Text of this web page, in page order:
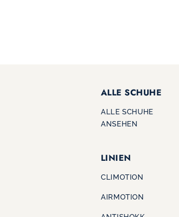
ALLE SCHUHE
ALLE SCHUHE
ANSEHEN
LINIEN
CLIMOTION
AIRMOTION